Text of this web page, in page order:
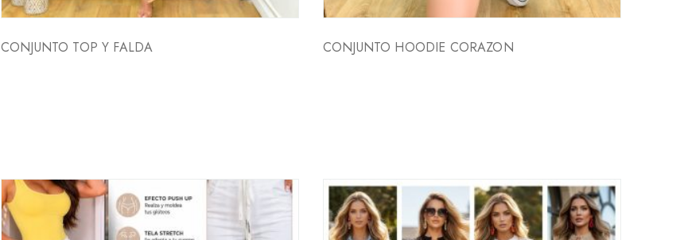
CONJUNTO TOP Y FALDA CONJUNTO HOODIE CORAZON